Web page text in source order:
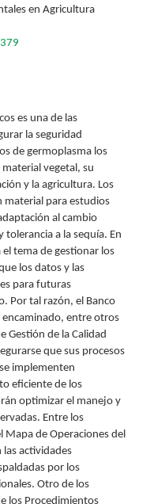
en Agricultura
es una de las
la seguridad
de germoplasma los
vegetal, su
y la agricultura. Los
material para estudios
al cambio
a la sequía. En
tema de gestionar los
los datos y las
para futuras
Por tal razón, el Banco
encaminado, entre otros
Gestión de la Calidad
que sus procesos
implementen
eficiente de los
optimizar el manejo y
Entre los
Mapa de Operaciones del
las actividades
por los
Otro de los
los Procedimientos